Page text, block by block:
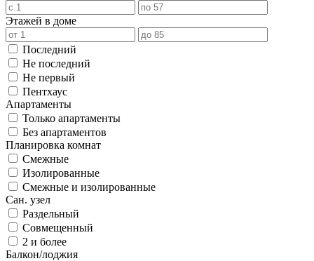
Этажей в доме
Последний
Не последний
Не первый
Пентхаус
Апартаменты
Только апартаменты
Без апартаментов
Планировка комнат
Смежные
Изолированные
Смежные и изолированные
Сан. узел
Раздельный
Совмещенный
2 и более
Балкон/лоджия